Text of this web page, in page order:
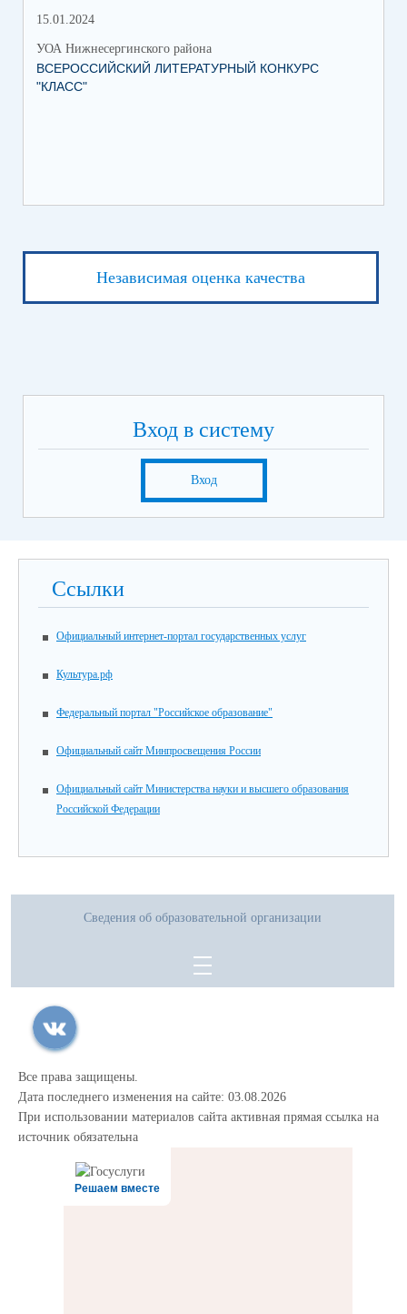
15.01.2024
УОА Нижнесергинского района
ВСЕРОССИЙСКИЙ ЛИТЕРАТУРНЫЙ КОНКУРС
"КЛАСС"
Независимая оценка качества
Вход в систему
Вход
Ссылки
Официальный интернет-портал государственных услуг
Культура.рф
Федеральный портал "Российское образование"
Официальный сайт Минпросвещения России
Официальный сайт Министерства науки и высшего образования
Российской Федерации
Сведения об образовательной организации
Все права защищены.
Дата последнего изменения на сайте: 03.08.2026
При использовании материалов сайта активная прямая ссылка на
источник обязательна
Решаем вместе